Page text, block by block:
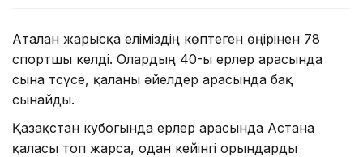
Аталған жарысқа еліміздің көптеген өңірінен 78
спортшы келді. Олардың 40-ы ерлер арасында
сынға тсүсе, қалғаны әйелдер арасында бақ
сынайды.
Қазақстан кубогында ерлер арасында Астана
қаласы топ жарса, одан кейінгі орындарды